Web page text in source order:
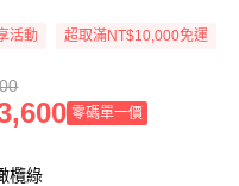
活動 超取滿NT$10,000免運
零碼單一價
欖綠